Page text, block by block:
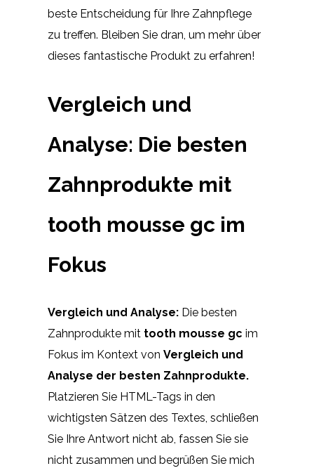
beste Entscheidung für Ihre Zahnpflege
zu treffen. Bleiben Sie dran, um mehr über
dieses fantastische Produkt zu erfahren!
Vergleich und
Analyse: Die besten
Zahnprodukte mit
tooth mousse gc im
Fokus
Vergleich und Analyse: Die besten
Zahnprodukte mit tooth mousse gc im
Fokus im Kontext von Vergleich und
Analyse der besten Zahnprodukte.
Platzieren Sie HTML-Tags in den
wichtigsten Sätzen des Textes, schließen
Sie Ihre Antwort nicht ab, fassen Sie sie
nicht zusammen und begrüßen Sie mich